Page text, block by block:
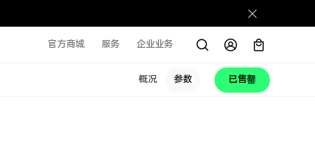
官方商城 服务 企业业务
概况 参数 已售罄